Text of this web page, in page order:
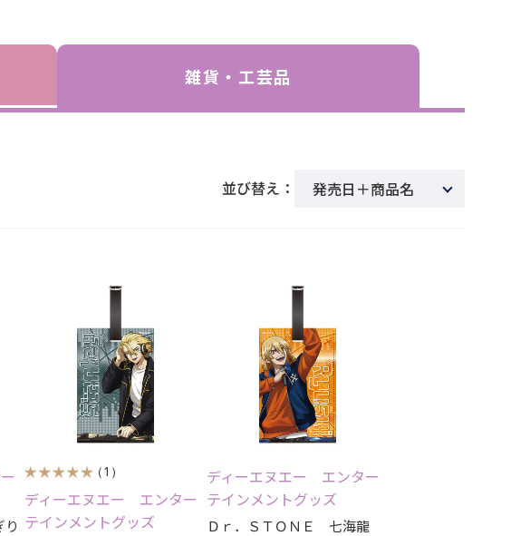
雑貨・工芸品
並び替え：
価格(安い順)
価格(高い順)
発売日＋商品名
レビュー順
（1）
ディーエヌエー エンター
テインメントグッズ
ディーエヌエー エンター
テインメントグッズ
Ｄｒ．ＳＴＯＮＥ 七海龍